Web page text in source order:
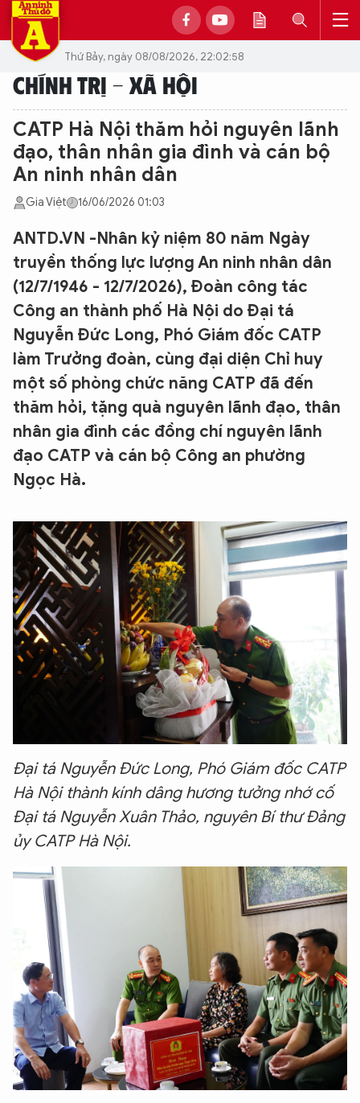
Thứ Bảy, ngày 08/08/2026, 22:02:58
CHÍNH TRỊ - XÃ HỘI
CATP Hà Nội thăm hỏi nguyên lãnh
đạo, thân nhân gia đình và cán bộ
An ninh nhân dân
Gia Việt 16/06/2026 01:03
ANTD.VN -Nhân kỷ niệm 80 năm Ngày
truyền thống lực lượng An ninh nhân dân
(12/7/1946 - 12/7/2026), Đoàn công tác
Công an thành phố Hà Nội do Đại tá
Nguyễn Đức Long, Phó Giám đốc CATP
làm Trưởng đoàn, cùng đại diện Chỉ huy
một số phòng chức năng CATP đã đến
thăm hỏi, tặng quà nguyên lãnh đạo, thân
nhân gia đình các đồng chí nguyên lãnh
đạo CATP và cán bộ Công an phường
Ngọc Hà.
Đại tá Nguyễn Đức Long, Phó Giám đốc CATP
Hà Nội thành kính dâng hương tưởng nhớ cố
Đại tá Nguyễn Xuân Thảo, nguyên Bí thư Đảng
ủy CATP Hà Nội.